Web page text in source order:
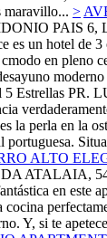
maravillo... >
PAIS 6,
es un hotel de 3
en pleno
5 Estrellas PR.
la perla en la
ALTO
ATALAIA,
en este
cocina
Y, si te